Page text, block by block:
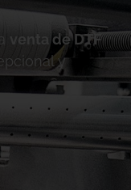
venta de DTF
y